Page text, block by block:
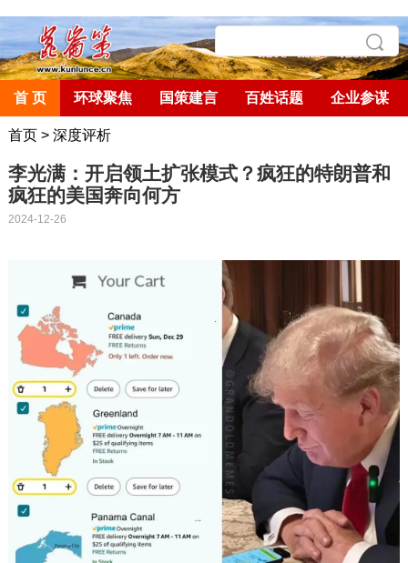
首 页 环球聚焦 国策建言 百姓话题 企业参谋
首页> 深度评析
李光满：开启领土扩张模式？疯狂的特朗普和
疯狂的美国奔向何方
2024-12-26